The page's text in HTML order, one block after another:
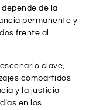
de la
permanente y
frente al
clave,
compartidos
y la justicia
en los